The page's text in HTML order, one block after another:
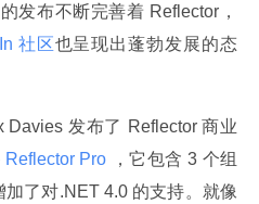
发布不断完善着 Reflector，
社区也呈现出蓬勃发展的态
发布了 Reflector 商业
Reflector Pro
，它包含 3 个组
了对.NET 4.0 的支持。就像